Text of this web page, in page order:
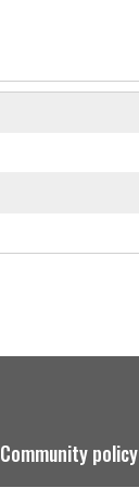
Community policy